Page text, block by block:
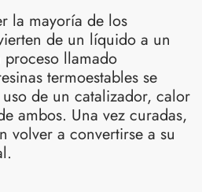
la mayoría de los
de un líquido a un
llamado
termoestables se
de un catalizador, calor
ambos. Una vez curadas,
volver a convertirse a su